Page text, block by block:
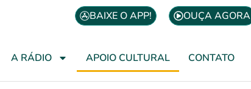
BAIXE O APP! OUÇA AGORA
A RÁDIO APOIO CULTURAL CONTATO